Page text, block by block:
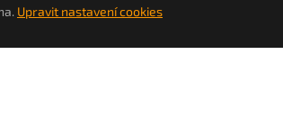
Upravit nastavení cookies